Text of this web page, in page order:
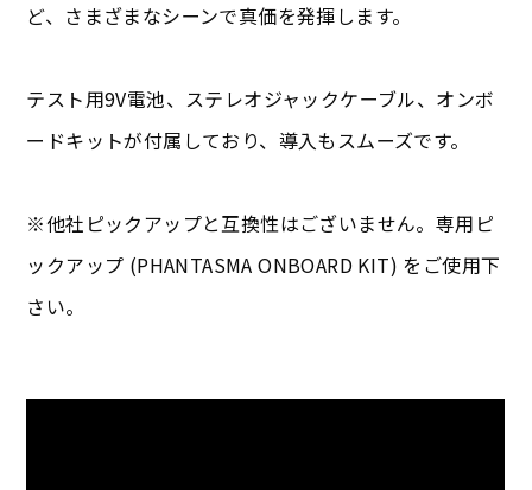
ど、さまざまなシーンで真価を発揮します。
テスト用9V電池、ステレオジャックケーブル、オンボ
ードキットが付属しており、導入もスムーズです。
※他社ピックアップと互換性はございません。専用ピ
ックアップ (PHANTASMA ONBOARD KIT) をご使用下
さい。